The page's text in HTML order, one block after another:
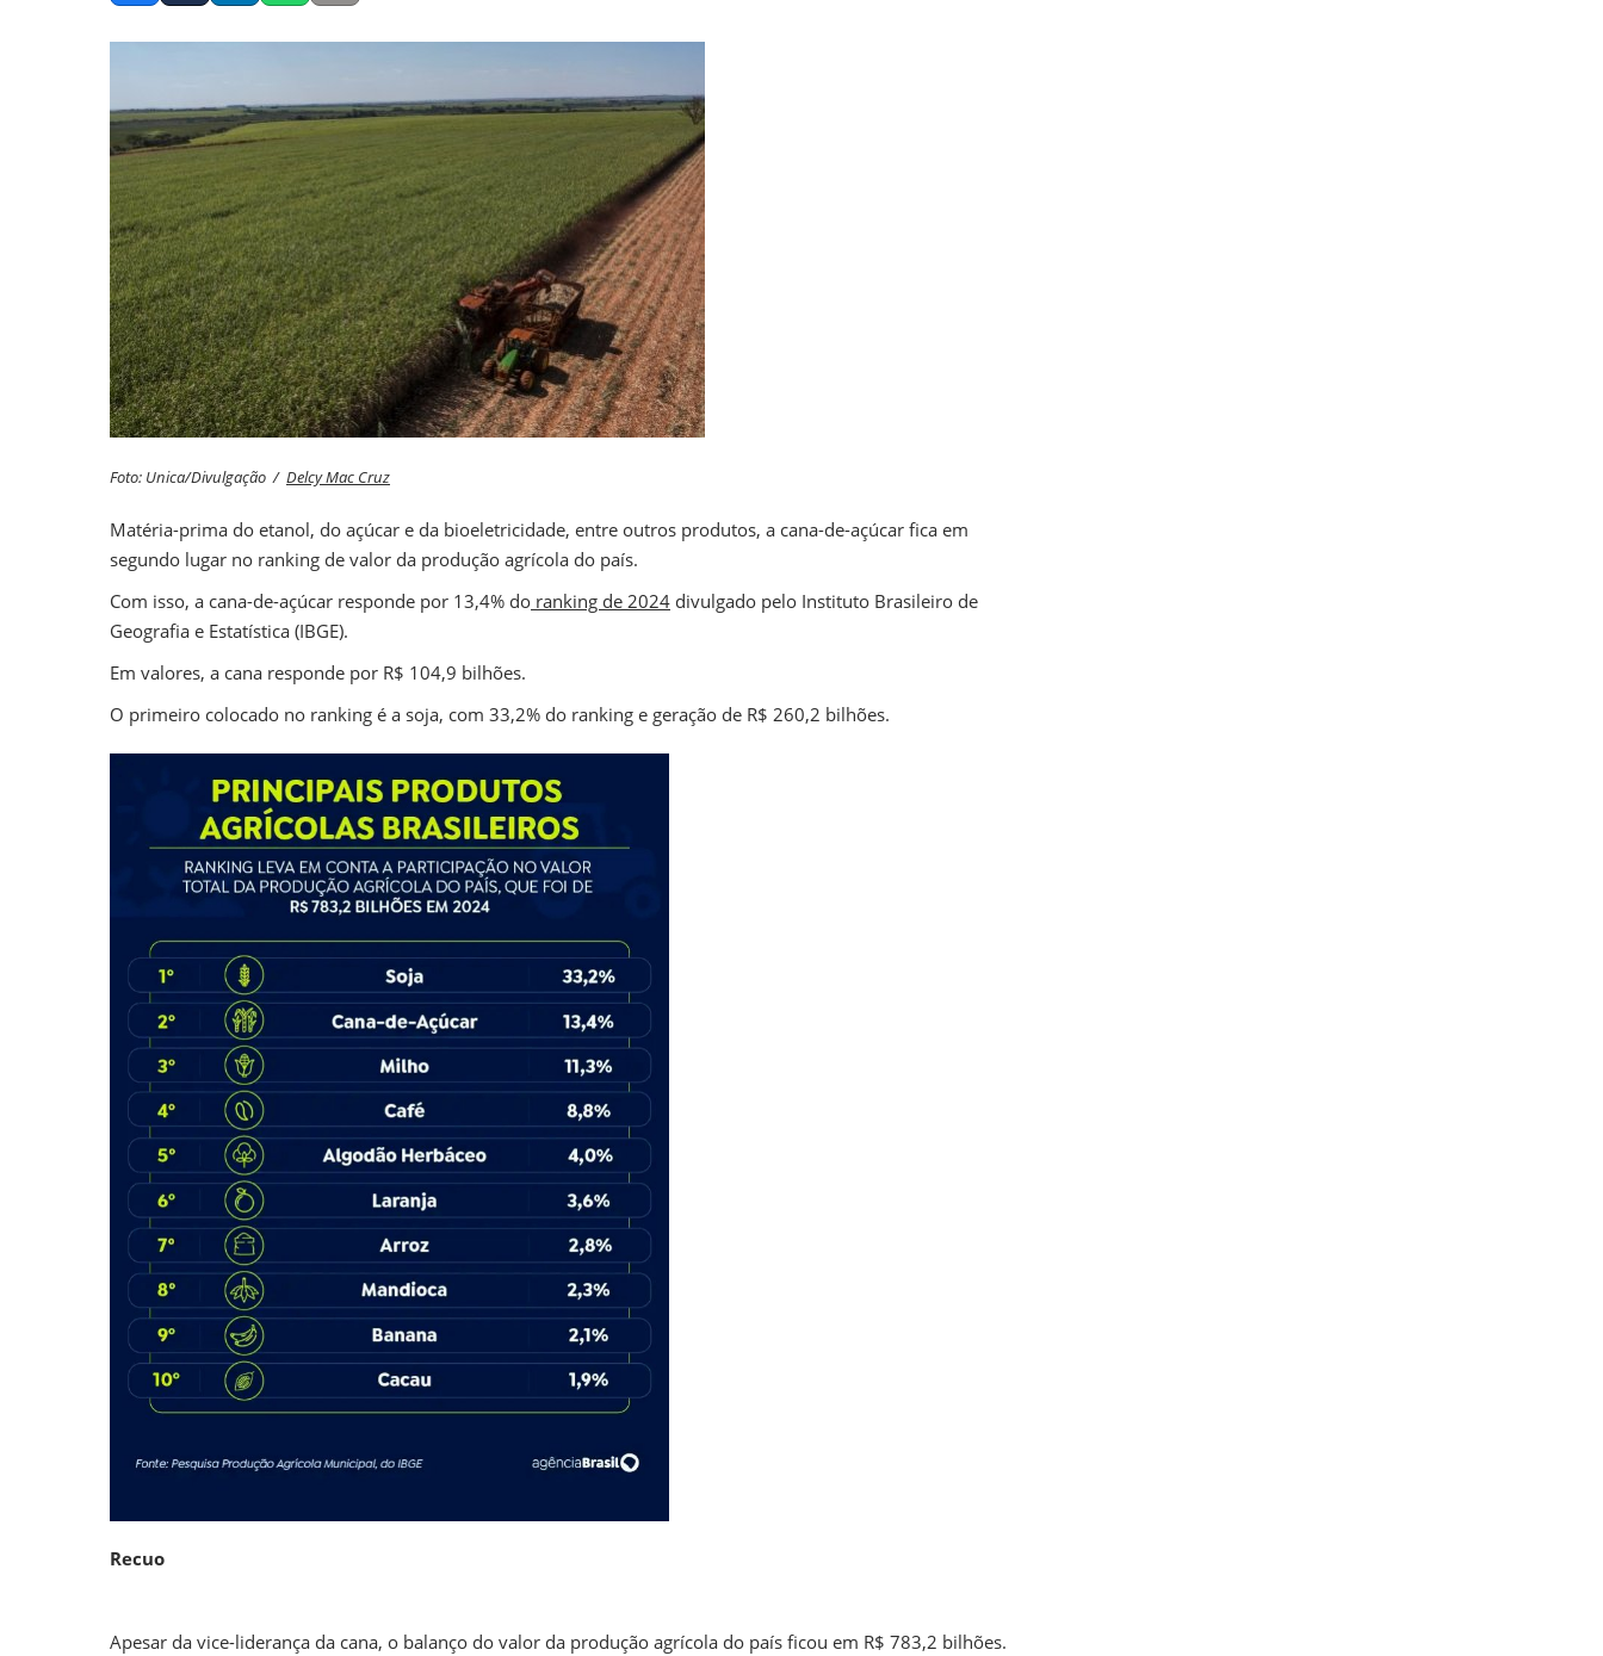
Foto: Unica/Divulgação / Delcy Mac Cruz
Matéria-prima do etanol, do açúcar e da bioeletricidade, entre outros produtos, a cana-de-açúcar fica em
segundo lugar no ranking de valor da produção agrícola do país.
Com isso, a cana-de-açúcar responde por 13,4% do ranking de 2024 divulgado pelo Instituto Brasileiro de
Geografia e Estatística (IBGE).
Em valores, a cana responde por R$ 104,9 bilhões.
O primeiro colocado no ranking é a soja, com 33,2% do ranking e geração de R$ 260,2 bilhões.
Recuo
Apesar da vice-liderança da cana, o balanço do valor da produção agrícola do país ficou em R$ 783,2 bilhões.